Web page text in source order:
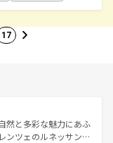
17
然と多彩な魅力にあふ
ンツェのルネッサンス